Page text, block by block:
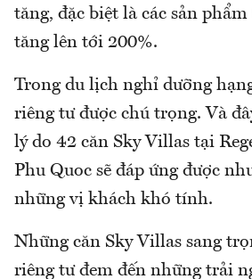
tăng, đặc biệt là các sản
tăng lên tới 200%.
Trong du lịch nghỉ dưỡng
riêng tư được chú trọng. Và
lý do 42 căn Sky Villas tại
Phu Quoc sẽ đáp ứng được
những vị khách khó tính.
Những căn Sky Villas sang
riêng tư đem đến những trải